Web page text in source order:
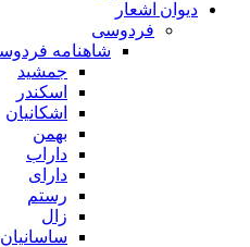
دیوان اشعار
فردوسی
شاهنامه فردوسی
جمشید
اسکندر
اشکانیان
بهمن
داراب
دارای
رستم
زال
ساسانیان